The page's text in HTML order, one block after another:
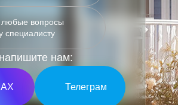
любые вопросы
специалисту
нам:
Телеграм